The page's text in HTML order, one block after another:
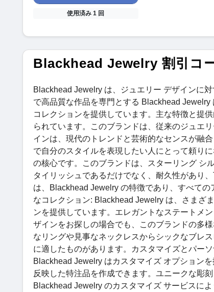
使用済み 1 回
Blackhead Jewelry 割引コ
Blackhead Jewelry は、ジュエリー デザインに
で高品質な作品を専門とする Blackhead
コレクションを提供しています。主な特徴と提
られています。このブランドは、従来のジュエ
インは、現代のトレンドと芸術的なセンスが融
で自分のスタイルを表現したい人にとって頼り
の核心です。このブランドは、スターリング シ
タイリッシュであるだけでなく、耐久性があり
は、Blackhead Jewelry の特徴であり、すべて
なコレクション: Blackhead Jewelry は、さまざ
ンを提供しています。エレガントなステートメ
ザインをお探しの場合でも、このブランドの多
なリングや見事なネックレスからシックなブレ
に適したものがあります。カスタマイズとパー
Blackhead Jewelry はカスタマイズ オプション
反映した特注品を作成できます。ユニークな彫
Blackhead Jewelry のカスタマイズ サービスに